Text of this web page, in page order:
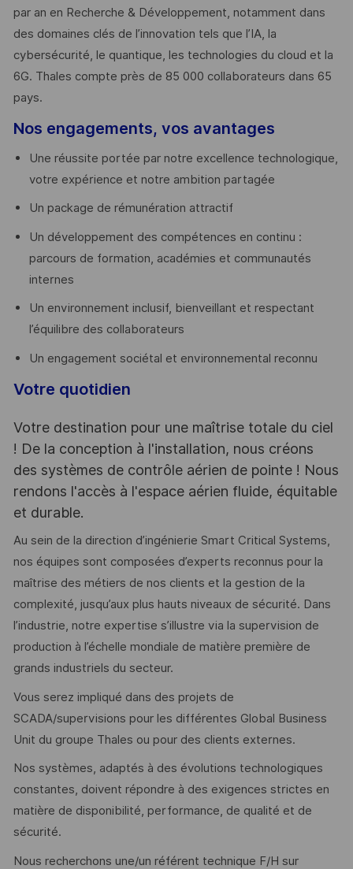
par an en Recherche & Développement, notamment dans
des domaines clés de l’innovation tels que l’IA, la
cybersécurité, le quantique, les technologies du cloud et la
6G. Thales compte près de 85 000 collaborateurs dans 65
pays. ​
Nos engagements, vos avantages
Une réussite portée par notre excellence technologique,
votre expérience et notre ambition partagée
Un package de rémunération attractif
Un développement des compétences en continu :
parcours de formation, académies et communautés
internes
Un environnement inclusif, bienveillant et respectant
l’équilibre des collaborateurs
Un engagement sociétal et environnemental reconnu
Votre quotidien
Votre destination pour une maîtrise totale du ciel
! De la conception à l'installation, nous créons
des systèmes de contrôle aérien de pointe ! Nous
rendons l'accès à l'espace aérien fluide, équitable
et durable.
Au sein de la direction d’ingénierie Smart Critical Systems,
nos équipes sont composées d’experts reconnus pour la
maîtrise des métiers de nos clients et la gestion de la
complexité, jusqu’aux plus hauts niveaux de sécurité. Dans
l’industrie, notre expertise s’illustre via la supervision de
production à l’échelle mondiale de matière première de
grands industriels du secteur.
Vous serez impliqué dans des projets de
SCADA/supervisions pour les différentes Global Business
Unit du groupe Thales ou pour des clients externes.
Nos systèmes, adaptés à des évolutions technologiques
constantes, doivent répondre à des exigences strictes en
matière de disponibilité, performance, de qualité et de
sécurité.
Nous recherchons une/un référent technique F/H sur